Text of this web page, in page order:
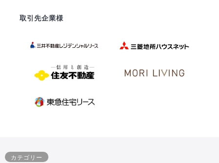
取引先企業様
カテゴリー